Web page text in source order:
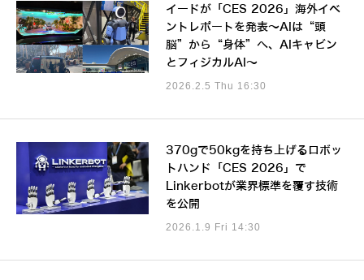
イードが「CES 2026」海外イベ
ントレポートを発表～AIは“頭
脳”から“身体”へ、AIキャビン
とフィジカルAI～
2026.2.5 Thu 16:30
370gで50kgを持ち上げるロボッ
トハンド「CES 2026」で
Linkerbotが業界標準を覆す技術
を公開
2026.1.9 Fri 14:30